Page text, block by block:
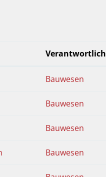
Verantwortlich
Bauwesen
Bauwesen
Bauwesen
Bauwesen